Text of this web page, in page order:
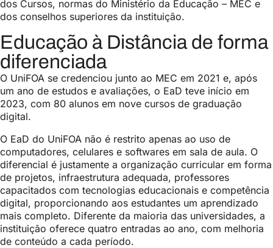
dos Cursos, normas do Ministério da Educação – MEC e
dos conselhos superiores da instituição.
Educação à Distância de forma
diferenciada
O UniFOA se credenciou junto ao MEC em 2021 e, após
um ano de estudos e avaliações, o EaD teve início em
2023, com 80 alunos em nove cursos de graduação
digital.
O EaD do UniFOA não é restrito apenas ao uso de
computadores, celulares e softwares em sala de aula. O
diferencial é justamente a organização curricular em forma
de projetos, infraestrutura adequada, professores
capacitados com tecnologias educacionais e competência
digital, proporcionando aos estudantes um aprendizado
mais completo. Diferente da maioria das universidades, a
instituição oferece quatro entradas ao ano, com melhoria
de conteúdo a cada período.